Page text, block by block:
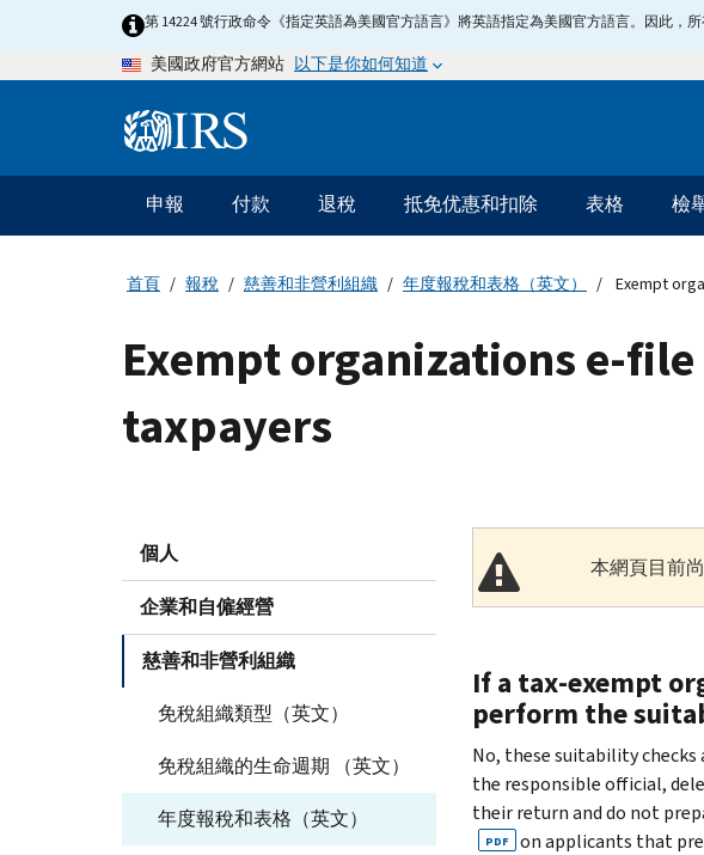
第 14224 號行政命令《指定英語為美國官方語言》將英語指定為美國官方語言。因此，
美國政府官方網站 以下是你如何知道
Information
主
要
導
申報 付款 退稅 抵免优惠和扣除 表格 檢
首頁 報稅 慈善和非營利組織 年度報稅和表格（英文） Exempt
Exempt organizations e-
taxpayers
個人
企業和自僱經營
慈善和非營利組織
免稅組織類型（英文）
免稅組織的生命週期 （英文）
年度報稅和表格（英文）
本網頁目前
If a tax-exempt
perform the
No, these suitability
the responsible official,
their return and do not
PDF on applicants that